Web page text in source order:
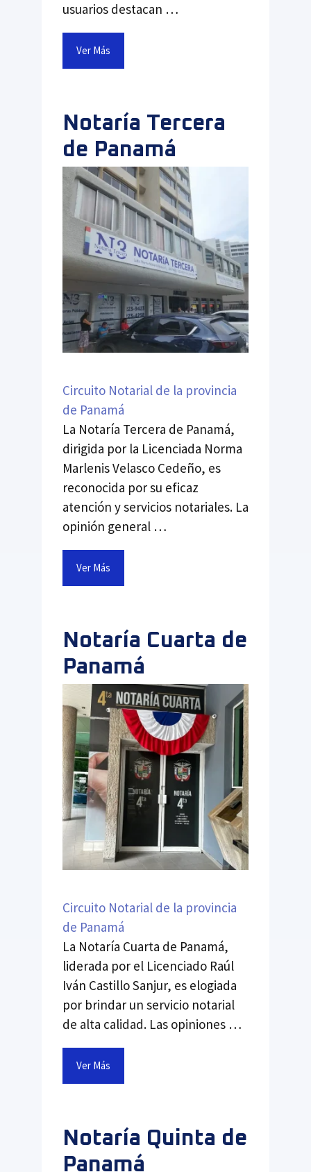
usuarios destacan …
Ver Más
Notaría Tercera
de Panamá
Circuito Notarial de la provincia
de Panamá
La Notaría Tercera de Panamá,
dirigida por la Licenciada Norma
Marlenis Velasco Cedeño, es
reconocida por su eficaz
atención y servicios notariales. La
opinión general …
Ver Más
Notaría Cuarta de
Panamá
Circuito Notarial de la provincia
de Panamá
La Notaría Cuarta de Panamá,
liderada por el Licenciado Raúl
Iván Castillo Sanjur, es elogiada
por brindar un servicio notarial
de alta calidad. Las opiniones …
Ver Más
Notaría Quinta de
Panamá